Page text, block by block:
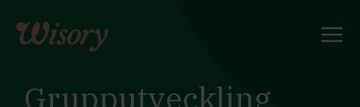
content
Grupputveckling